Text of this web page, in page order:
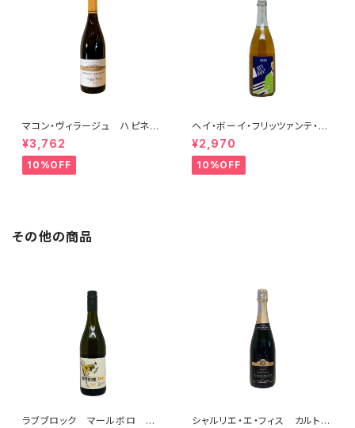
マコン・ヴィラージュ ハピネ
ス 2023 ブレノ・ベランジェ
¥3,762
10%OFF
ヘイ・ボーイ・フリッツァンテ・ビ
アンコ 2022 オールド・ボー
イ
¥2,970
10%OFF
その他の商品
ラブブロック マールボロ ティ
シャルリエ・エ・フィス カルト・